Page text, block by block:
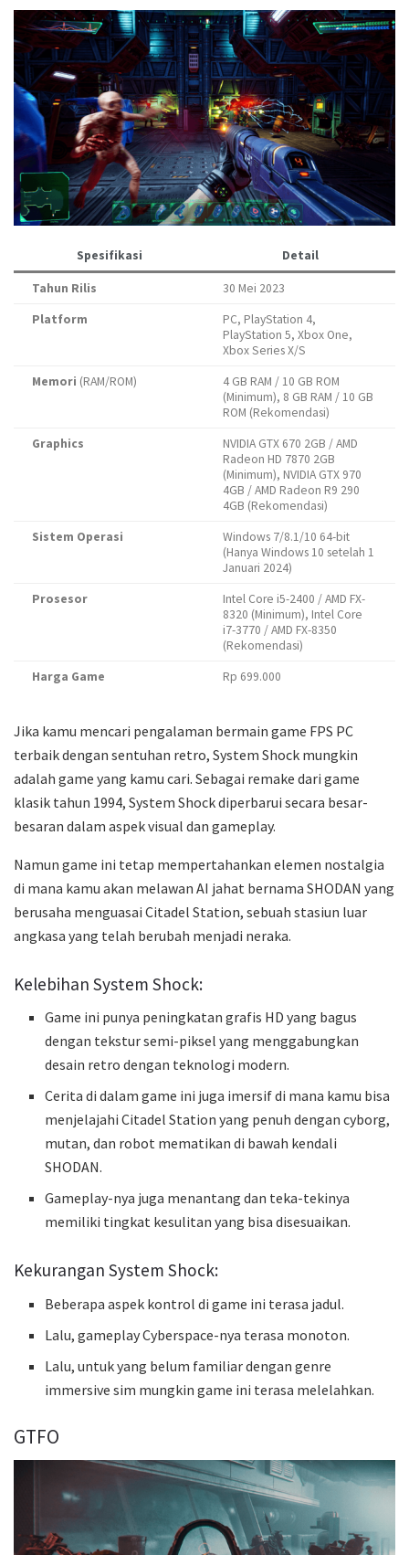
Spesifikasi Detail
Tahun Rilis
30 Mei 2023
Platform
PC, PlayStation 4,
PlayStation 5, Xbox One,
Xbox Series X/S
Memori (RAM/ROM)
4 GB RAM / 10 GB ROM
(Minimum), 8 GB RAM / 10 GB
ROM (Rekomendasi)
Graphics
NVIDIA GTX 670 2GB / AMD
Radeon HD 7870 2GB
(Minimum), NVIDIA GTX 970
4GB / AMD Radeon R9 290
4GB (Rekomendasi)
Sistem Operasi
Windows 7/8.1/10 64-bit
(Hanya Windows 10 setelah 1
Januari 2024)
Prosesor
Intel Core i5-2400 / AMD FX-
8320 (Minimum), Intel Core
i7-3770 / AMD FX-8350
(Rekomendasi)
Harga Game
Rp 699.000
Jika kamu mencari pengalaman bermain game FPS PC
terbaik dengan sentuhan retro, System Shock mungkin
adalah game yang kamu cari. Sebagai remake dari game
klasik tahun 1994, System Shock diperbarui secara besar-
besaran dalam aspek visual dan gameplay.
Namun game ini tetap mempertahankan elemen nostalgia
di mana kamu akan melawan AI jahat bernama SHODAN yang
berusaha menguasai Citadel Station, sebuah stasiun luar
angkasa yang telah berubah menjadi neraka.
Kelebihan System Shock:
Game ini punya peningkatan grafis HD yang bagus
dengan tekstur semi-piksel yang menggabungkan
desain retro dengan teknologi modern.
Cerita di dalam game ini juga imersif di mana kamu bisa
menjelajahi Citadel Station yang penuh dengan cyborg,
mutan, dan robot mematikan di bawah kendali
SHODAN.
Gameplay-nya juga menantang dan teka-tekinya
memiliki tingkat kesulitan yang bisa disesuaikan.
Kekurangan System Shock:
Beberapa aspek kontrol di game ini terasa jadul.
Lalu, gameplay Cyberspace-nya terasa monoton.
Lalu, untuk yang belum familiar dengan genre
immersive sim mungkin game ini terasa melelahkan.
GTFO